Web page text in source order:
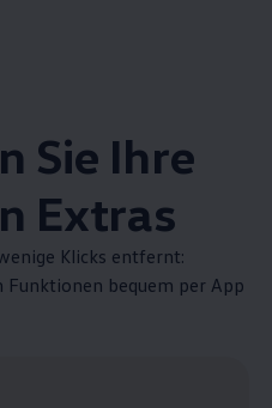
Sie Ihre
Extras
Klicks entfernt:
bequem per App